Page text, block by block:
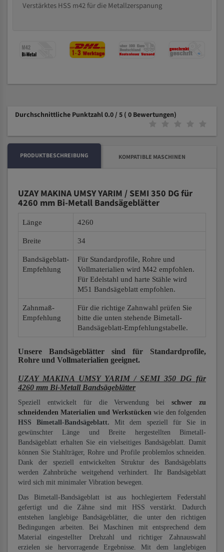
Verstärktes HSS m42 für die Metallzerspanung
Durchschnittliche Punktzahl 0.0 / 5 ( 0 Bewertungen)
PRODUKTBESCHREIBUNG KOMPATIBLE MASCHINEN
UZAY MAKINA UMSY YARIM / SEMI 350 DG für
4260 mm Bi-Metall Bandsägeblätter
Länge 4260
Breite 34
Bandsägeblatt-
Empfehlung
Für Standardprofile, Rohre und
Vollmaterialien wird M42 empfohlen.
Für Edelstahl und harte Stähle wird
M51 Bandsägeblatt empfohlen.
Zahnmaß-
Empfehlung
Für die richtige Zahnwahl prüfen Sie
bitte die unten stehende Bimetall-
Bandsägeblatt-Empfehlungstabelle.
Unsere Bandsägeblätter sind für Standardprofile,
Rohre und Vollmaterialien geeignet.
UZAY MAKINA UMSY YARIM / SEMI 350 DG für
4260 mm Bi-Metall Bandsägeblätter
Speziell entwickelt für die Verwendung beischwer zu
schneidenden Materialien und Werkstücken wie den folgenden
HSS Bimetall-Bandsägeblatt. Mit dem speziell für Sie in
gewünschter Länge und Breite hergestellten Bimetall-
Bandsägeblatt erhalten Sie ein vielseitiges Bandsägeblatt. Damit
können Sie Stahlträger, Rohre und Profile problemlos schneiden.
Dank der speziell entwickelten Struktur des Bandsägeblatts
werden Zahnbrüche weitgehend verhindert. Ihr Bandsägeblatt
wird sich mit minimaler Vibration bewegen.
Das Bimetall-Bandsägeblatt ist aus hochlegiertem Federstahl
gefertigt und die Zähne sind mit HSS verstärkt. Dadurch
entstehen langlebige Bandsägeblätter, die unter den richtigen
Bedingungen arbeiten. Bei Maschinen mit entsprechend dem
Material eingestellter Drehzahl und richtiger Zahnauswahl
erzielen sie hervorragende Ergebnisse. Mit dem langlebigen